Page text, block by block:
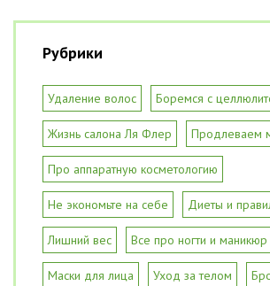
Рубрики
Удаление волос Боремся с
Жизнь салона Ля Флер Продлеваем
Про аппаратную косметологию
Не экономьте на себе Диеты и
Лишний вес Все про ногти и маникюр
Маски для лица Уход за телом